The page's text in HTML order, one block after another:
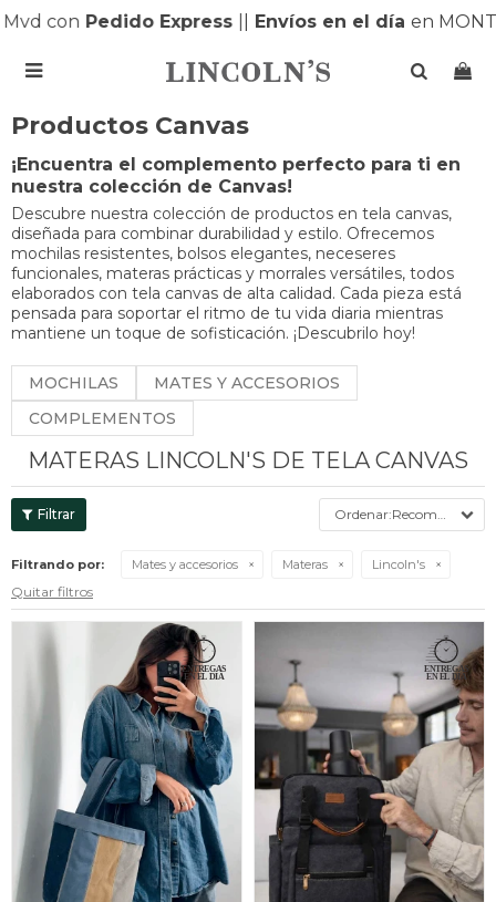
conPedido Express||Envíos en el díaen

Productos Canvas
¡Encuentra el complemento perfecto para ti en
nuestra colección de Canvas!
Descubre nuestra colección de productos en tela canvas,
diseñada para combinar durabilidad y estilo. Ofrecemos
mochilas resistentes, bolsos elegantes, neceseres
funcionales, materas prácticas y morrales versátiles, todos
elaborados con tela canvas de alta calidad. Cada pieza está
pensada para soportar el ritmo de tu vida diaria mientras
mantiene un toque de sofisticación. ¡Descubrilo hoy!
MOCHILAS
MATES Y ACCESORIOS
COMPLEMENTOS
MATERAS LINCOLN'S DE TELA CANVAS
Recomendados
Filtrando por: Mates y accesorios Materas Lincoln's
Quitar filtros